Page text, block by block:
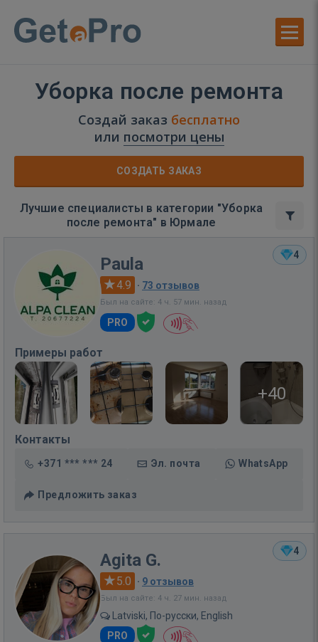
Уборка после ремонта
Создай заказ бесплатно
или посмотри цены
СОЗДАТЬ ЗАКАЗ
Лучшие специалисты в категории "Уборка
после ремонта" в Юрмале
4
Paula
4.9 · 73 отзывов
Был на сайте: 4 ч. 57 мин. назад
PRO
Примеры работ
+40
Контакты
+371 *** *** 24 Эл. почта WhatsApp
Предложить заказ
4
Agita G.
5.0 · 9 отзывов
Был на сайте: 4 ч. 27 мин. назад
Latviski, По-русски, English
PRO